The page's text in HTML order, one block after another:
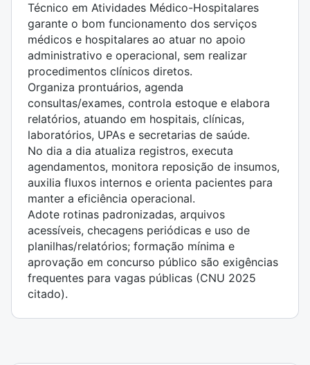
Técnico em Atividades Médico-Hospitalares
garante o bom funcionamento dos serviços
médicos e hospitalares ao atuar no apoio
administrativo e operacional, sem realizar
procedimentos clínicos diretos.
Organiza prontuários, agenda
consultas/exames, controla estoque e elabora
relatórios, atuando em hospitais, clínicas,
laboratórios, UPAs e secretarias de saúde.
No dia a dia atualiza registros, executa
agendamentos, monitora reposição de insumos,
auxilia fluxos internos e orienta pacientes para
manter a eficiência operacional.
Adote rotinas padronizadas, arquivos
acessíveis, checagens periódicas e uso de
planilhas/relatórios; formação mínima e
aprovação em concurso público são exigências
frequentes para vagas públicas (CNU 2025
citado).